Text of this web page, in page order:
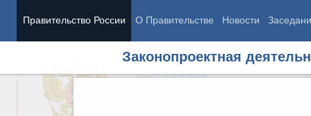
Правительство России О Правительстве Новости
Законопроектная
Председатель Правительства
Вице-премьеры